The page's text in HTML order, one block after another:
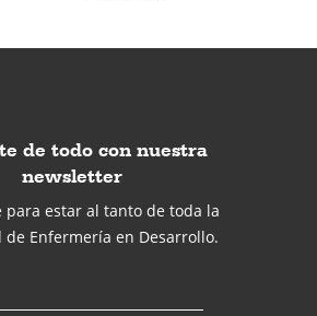
de todo con nuestra
newsletter
para estar al tanto de toda la
de Enfermería en Desarrollo.